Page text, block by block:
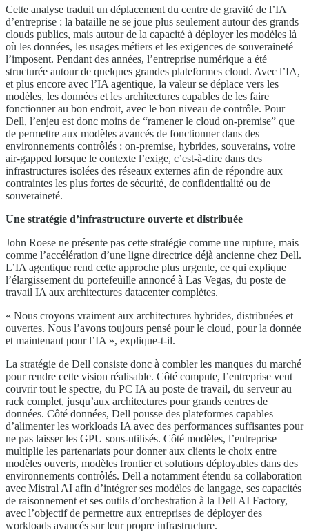
Cette analyse traduit un déplacement du centre de gravité de l’IA
d’entreprise : la bataille ne se joue plus seulement autour des grands
clouds publics, mais autour de la capacité à déployer les modèles là
où les données, les usages métiers et les exigences de souveraineté
l’imposent. Pendant des années, l’entreprise numérique a été
structurée autour de quelques grandes plateformes cloud. Avec l’IA,
et plus encore avec l’IA agentique, la valeur se déplace vers les
modèles, les données et les architectures capables de les faire
fonctionner au bon endroit, avec le bon niveau de contrôle. Pour
Dell, l’enjeu est donc moins de “ramener le cloud on-premise” que
de permettre aux modèles avancés de fonctionner dans des
environnements contrôlés : on-premise, hybrides, souverains, voire
air-gapped lorsque le contexte l’exige, c’est-à-dire dans des
infrastructures isolées des réseaux externes afin de répondre aux
contraintes les plus fortes de sécurité, de confidentialité ou de
souveraineté.
Une stratégie d’infrastructure ouverte et distribuée
John Roese ne présente pas cette stratégie comme une rupture, mais
comme l’accélération d’une ligne directrice déjà ancienne chez Dell.
L’IA agentique rend cette approche plus urgente, ce qui explique
l’élargissement du portefeuille annoncé à Las Vegas, du poste de
travail IA aux architectures datacenter complètes.
« Nous croyons vraiment aux architectures hybrides, distribuées et
ouvertes. Nous l’avons toujours pensé pour le cloud, pour la donnée
et maintenant pour l’IA », explique-t-il.
La stratégie de Dell consiste donc à combler les manques du marché
pour rendre cette vision réalisable. Côté compute, l’entreprise veut
couvrir tout le spectre, du PC IA au poste de travail, du serveur au
rack complet, jusqu’aux architectures pour grands centres de
données. Côté données, Dell pousse des plateformes capables
d’alimenter les workloads IA avec des performances suffisantes pour
ne pas laisser les GPU sous-utilisés. Côté modèles, l’entreprise
multiplie les partenariats pour donner aux clients le choix entre
modèles ouverts, modèles frontier et solutions déployables dans des
environnements contrôlés. Dell a notamment étendu sa collaboration
avec Mistral AI afin d’intégrer ses modèles de langage, ses capacités
de raisonnement et ses outils d’orchestration à la Dell AI Factory,
avec l’objectif de permettre aux entreprises de déployer des
workloads avancés sur leur propre infrastructure.